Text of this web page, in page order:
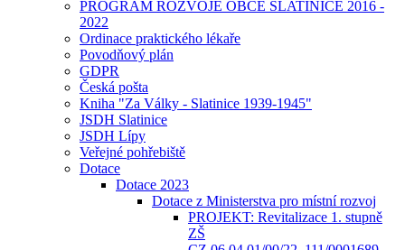
PROGRAM ROZVOJE OBCE SLATINICE 2016 -
2022
Ordinace praktického lékaře
Povodňový plán
GDPR
Česká pošta
Kniha "Za Války - Slatinice 1939-1945"
JSDH Slatinice
JSDH Lípy
Veřejné pohřebiště
Dotace
Dotace 2023
Dotace z Ministerstva pro místní rozvoj
PROJEKT: Revitalizace 1. stupně
ZŠ